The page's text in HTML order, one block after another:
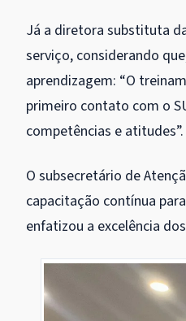
Já a diretora substituta
serviço, considerando
aprendizagem: “O
primeiro contato com o
competências e atitudes”.
O subsecretário de
capacitação contínua
enfatizou a excelência